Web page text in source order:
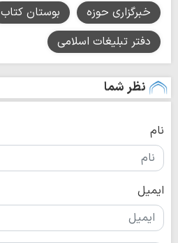
خبرگزاری حوزه
بوستان کتاب
دفتر تبلیغات اسلامی
نظر شما
نام
ایمیل